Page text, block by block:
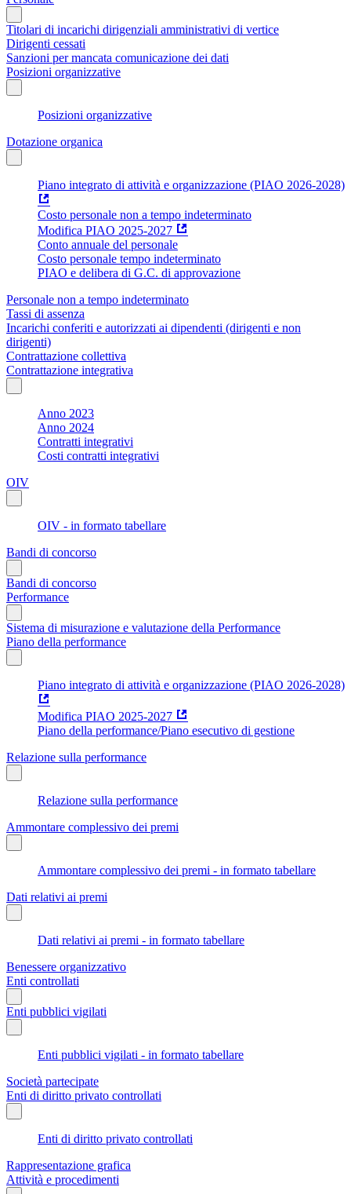
Titolari di incarichi dirigenziali amministrativi di vertice
Dirigenti cessati
Sanzioni per mancata comunicazione dei dati
Posizioni organizzative
Posizioni organizzative
Dotazione organica
Piano integrato di attività e organizzazione (PIAO 2026-2028)
Costo personale non a tempo indeterminato
Modifica PIAO 2025-2027
Conto annuale del personale
Costo personale tempo indeterminato
PIAO e delibera di G.C. di approvazione
Personale non a tempo indeterminato
Tassi di assenza
Incarichi conferiti e autorizzati ai dipendenti (dirigenti e non
dirigenti)
Contrattazione collettiva
Contrattazione integrativa
Anno 2023
Anno 2024
Contratti integrativi
Costi contratti integrativi
OIV
OIV - in formato tabellare
Bandi di concorso
Bandi di concorso
Performance
Sistema di misurazione e valutazione della Performance
Piano della performance
Piano integrato di attività e organizzazione (PIAO 2026-2028)
Modifica PIAO 2025-2027
Piano della performance/Piano esecutivo di gestione
Relazione sulla performance
Relazione sulla performance
Ammontare complessivo dei premi
Ammontare complessivo dei premi - in formato tabellare
Dati relativi ai premi
Dati relativi ai premi - in formato tabellare
Benessere organizzativo
Enti controllati
Enti pubblici vigilati
Enti pubblici vigilati - in formato tabellare
Società partecipate
Enti di diritto privato controllati
Enti di diritto privato controllati
Rappresentazione grafica
Attività e procedimenti